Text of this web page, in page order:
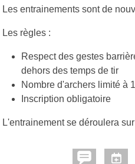
Les entrainements sont de
Les règles :
Respect des gestes
dehors des temps de tir
Nombre d'archers limité à
Inscription obligatoire
L'entrainement se déroulera